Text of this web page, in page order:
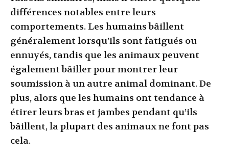
différences notables entre leurs
comportements. Les humains bâillent
généralement lorsqu’ils sont fatigués ou
ennuyés, tandis que les animaux peuvent
également bâiller pour montrer leur
soumission à un autre animal dominant. De
plus, alors que les humains ont tendance à
étirer leurs bras et jambes pendant qu’ils
bâillent, la plupart des animaux ne font pas
cela.